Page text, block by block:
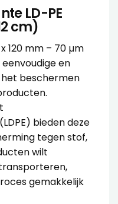
LD-PE
cm)
120 mm – 70 µm
en
beschermen
bieden deze
tegen stof,
wilt
gemakkelijk